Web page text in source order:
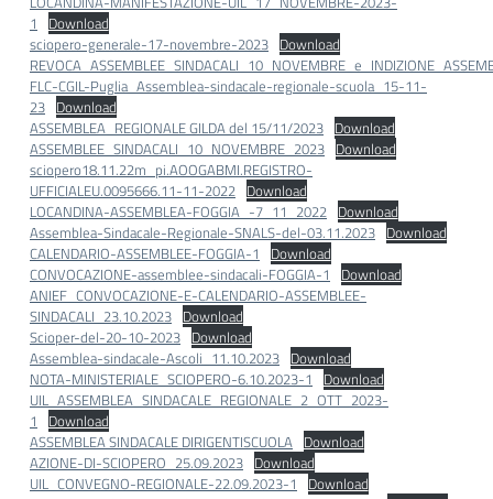
1
Download
sciopero-generale-17-novembre-2023 Download
FLC-CGIL-Puglia_Assemblea-sindacale-regionale-scuola_15-11-
23 Download
ASSEMBLEA_REGIONALE GILDA del 15/11/2023 Download
ASSEMBLEE_SINDACALI_10_NOVEMBRE_2023 Download
sciopero18.11.22m_pi.AOOGABMI.REGISTRO-
UFFICIALEU.0095666.11-11-2022 Download
LOCANDINA-ASSEMBLEA-FOGGIA_-7_11_2022 Download
Assemblea-Sindacale-Regionale-SNALS-del-03.11.2023 Download
CALENDARIO-ASSEMBLEE-FOGGIA-1
Download
CONVOCAZIONE-assemblee-sindacali-FOGGIA-1
Download
ANIEF_CONVOCAZIONE-E-CALENDARIO-ASSEMBLEE-
SINDACALI_23.10.2023 Download
Scioper-del-20-10-2023 Download
Assemblea-sindacale-Ascoli_11.10.2023 Download
NOTA-MINISTERIALE_SCIOPERO-6.10.2023-1
Download
UIL_ASSEMBLEA_SINDACALE_REGIONALE_2_OTT_2023-
1
Download
ASSEMBLEA SINDACALE DIRIGENTISCUOLA Download
AZIONE-DI-SCIOPERO_25.09.2023 Download
UIL_CONVEGNO-REGIONALE-22.09.2023-1
Download